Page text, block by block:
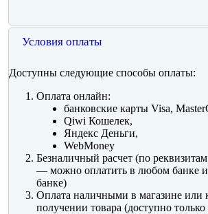
Условия оплаты
Доступны следующие способы оплаты:
Оплата онлайн:
банковские карты Visa,
Qiwi Кошелек,
Яндекс Деньги,
WebMoney
Безналичный расчет (по
— можно оплатить в любом банке
банке)
Оплата наличными в магазине или
получении товара (доступно